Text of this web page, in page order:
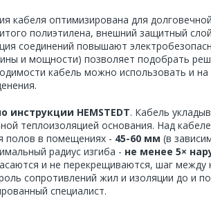
кабеля оптимизирована для
полиэтилена, внешний защитный
соединений повышают
и мощности) позволяет подобрать
кабель можно использовать и
инструкции HEMSTEDT. Кабель
теплоизоляцией основания. Над
полов в помещениях - 45-60 мм (в
радиус изгиба - не менее 5×
и не перекрещиваются, шаг между
сопротивлений жил и изоляции до и
специалист.